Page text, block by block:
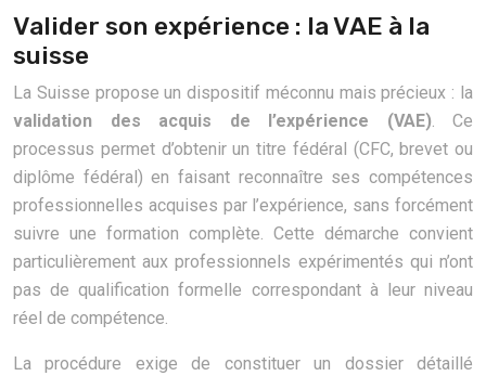
Valider son expérience : la VAE à la
suisse
La Suisse propose un dispositif méconnu mais précieux : la
validation des acquis de l’expérience (VAE). Ce
processus permet d’obtenir un titre fédéral (CFC, brevet ou
diplôme fédéral) en faisant reconnaître ses compétences
professionnelles acquises par l’expérience, sans forcément
suivre une formation complète. Cette démarche convient
particulièrement aux professionnels expérimentés qui n’ont
pas de qualification formelle correspondant à leur niveau
réel de compétence.
La procédure exige de constituer un dossier détaillé